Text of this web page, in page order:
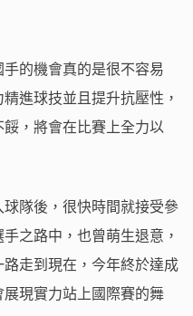
的機會真的是很不容易
進球技並且提升抗壓性，
，將會在比賽上全力以
隊後，很快時間就接受參
之路中，也曾萌生退意，
走到現在，今年終於達成
現實力站上國際賽的舞